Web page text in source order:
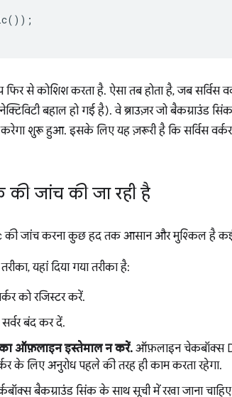
());
से कोशिश करता है. ऐसा तब होता है, जब सर्विस
बहाल हो गई है). वे ब्राउज़र जो बैकग्राउंड
शुरू हुआ. इसके लिए यह ज़रूरी है कि सर्विस
की जांच की जा रही है
जांच करना कुछ हद तक आसान और मुश्किल है कई
यहां दिया गया तरीका है:
को रजिस्टर करें.
बंद कर दें.
ऑफ़लाइन इस्तेमाल न करें. ऑफ़लाइन चेकबॉक्स
के लिए अनुरोध पहले की तरह ही काम करता रहेगा.
बैकग्राउंड सिंक के साथ सूची में रखा जाना